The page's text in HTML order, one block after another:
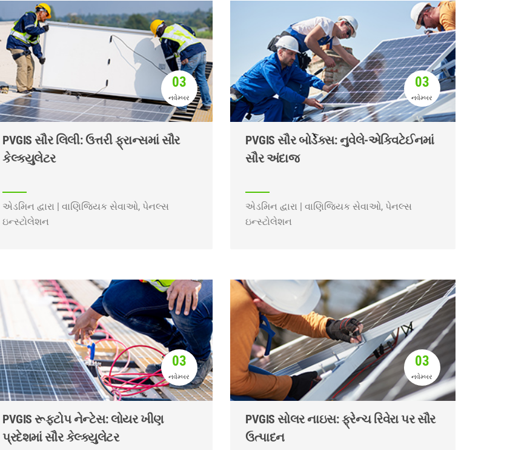
03
નવેમ્બર
PVGIS સૌર લિલી: ઉત્તરી ફ્રાન્સમાં સૌર
કેલ્ક્યુલેટર
એડમિન દ્વારા | વાણિજ્યિક સેવાઓ, પેનલ્સ
ઇન્સ્ટોલેશન
03
નવેમ્બર
PVGIS સૌર બોર્ડેક્સ: નુવેલે-એક્વિટેઈનમાં
સૌર અંદાજ
એડમિન દ્વારા | વાણિજ્યિક સેવાઓ, પેનલ્સ
ઇન્સ્ટોલેશન
03
નવેમ્બર
PVGIS રૂફટોપ નેન્ટેસ: લોયર ખીણ
પ્રદેશમાં સૌર કેલ્ક્યુલેટર
03
નવેમ્બર
PVGIS સોલર નાઇસ: ફ્રેન્ચ રિવેરા પર સૌર
ઉત્પાદન